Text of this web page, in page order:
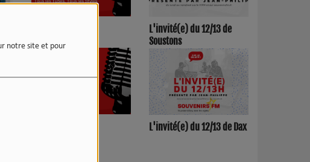
notre site et pour
L'invité(e) du 12/13 de
Soustons
L'invité(e) du 12/13 de Dax